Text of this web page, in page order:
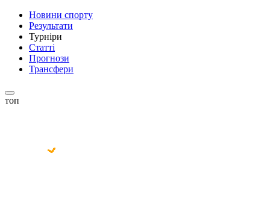
Новини спорту
Результати
Турніри
Статті
Прогнози
Трансфери
топ